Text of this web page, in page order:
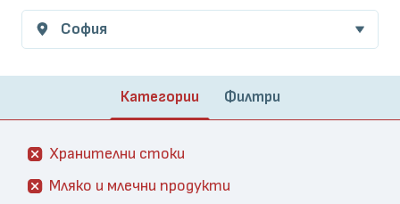
София
Категории Филтри
Хранителни стоки
Мляко и млечни продукти